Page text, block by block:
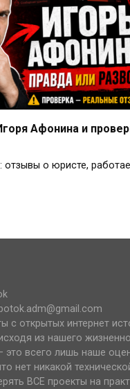
Афонина и
отзывы о юристе,
с открытых интернет
из нашего
это всего лишь наше
нет никакой
ВСЕ проекты на